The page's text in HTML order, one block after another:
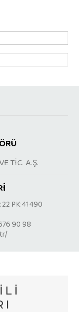
TİC. A.Ş.
PK:41490
90 98